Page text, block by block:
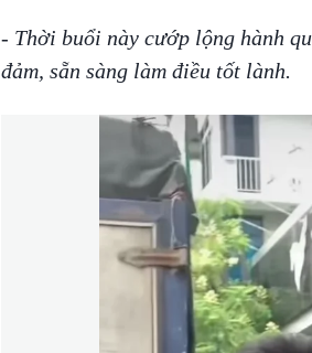
- Thời buổi này cướp lộng hành
đảm, sẵn sàng làm điều tốt lành.